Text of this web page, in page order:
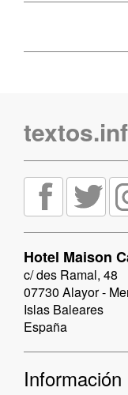
Hotel Maison
c/ des Ramal, 48
07730 Alayor -
Islas Baleares
España
Información